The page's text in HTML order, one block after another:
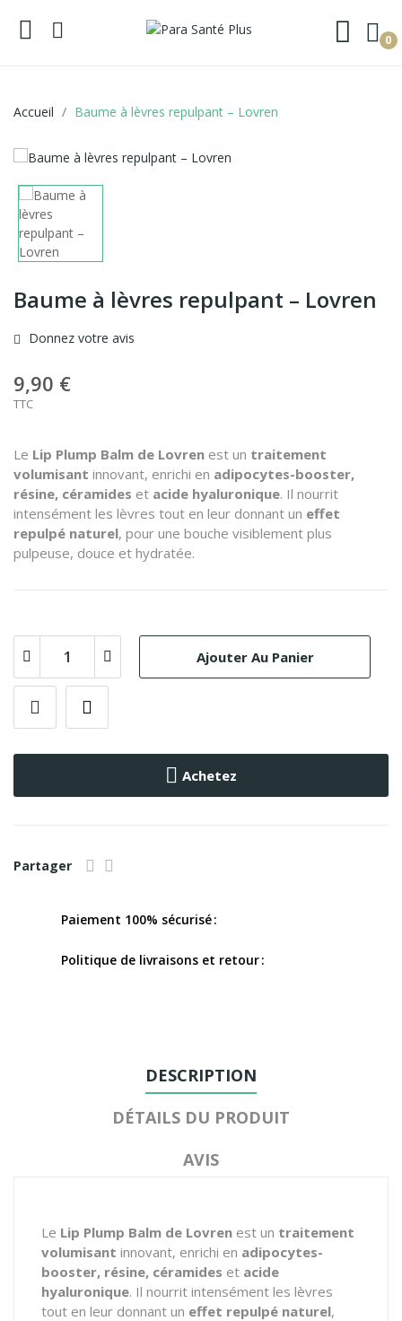
0
Accueil Baume à lèvres repulpant – Lovren
Baume à lèvres repulpant – Lovren
Donnez votre avis
9,90 €
TTC
Le Lip Plump Balm de Lovren est un traitement
volumisant innovant, enrichi en adipocytes-booster,
résine, céramides et acide hyaluronique. Il nourrit
intensément les lèvres tout en leur donnant un effet
repulpé naturel, pour une bouche visiblement plus
pulpeuse, douce et hydratée.
Ajouter Au Panier
Achetez
Partager
Paiement 100% sécurisé
Politique de livraisons et retour
DESCRIPTION
DÉTAILS DU PRODUIT
AVIS
Le Lip Plump Balm de Lovren est un traitement
volumisant innovant, enrichi en adipocytes-
booster, résine, céramides et acide
hyaluronique. Il nourrit intensément les lèvres
tout en leur donnant un effet repulpé naturel,